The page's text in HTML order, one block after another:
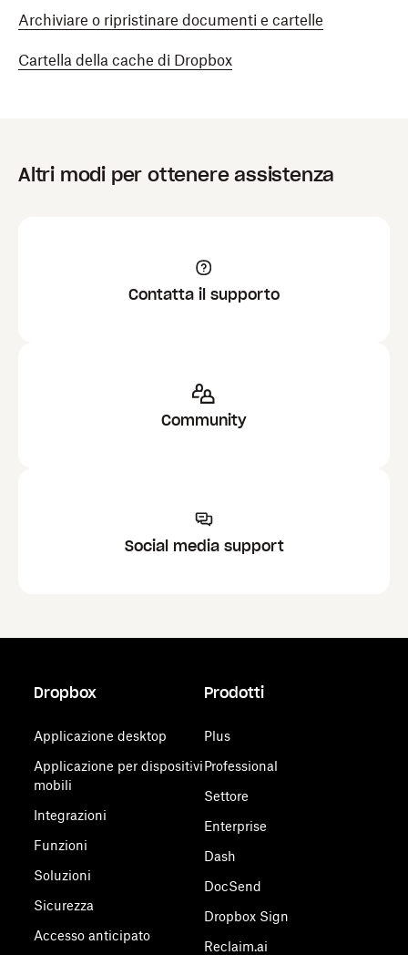
Archiviare o ripristinare documenti e cartelle
Cartella della cache di Dropbox
Altri modi per ottenere assistenza
Contatta il supporto
Community
Social media support
Dropbox
Applicazione desktop
Applicazione per dispositivi
mobili
Integrazioni
Funzioni
Soluzioni
Sicurezza
Accesso anticipato
Prodotti
Plus
Professional
Settore
Enterprise
Dash
DocSend
Dropbox Sign
Reclaim.ai